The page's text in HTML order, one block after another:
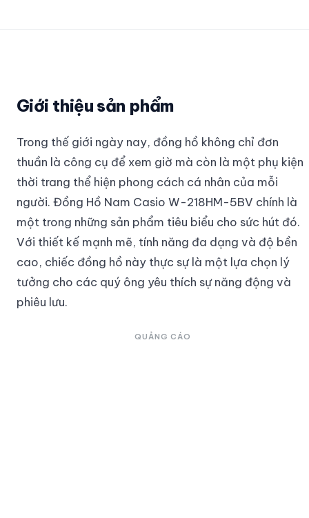
Giới thiệu sản phẩm
Trong thế giới ngày nay, đồng hồ không chỉ đơn
thuần là công cụ để xem giờ mà còn là một phụ kiện
thời trang thể hiện phong cách cá nhân của mỗi
người. Đồng Hồ Nam Casio W-218HM-5BV chính là
một trong những sản phẩm tiêu biểu cho sức hút đó.
Với thiết kế mạnh mẽ, tính năng đa dạng và độ bền
cao, chiếc đồng hồ này thực sự là một lựa chọn lý
tưởng cho các quý ông yêu thích sự năng động và
phiêu lưu.
QUẢNG CÁO